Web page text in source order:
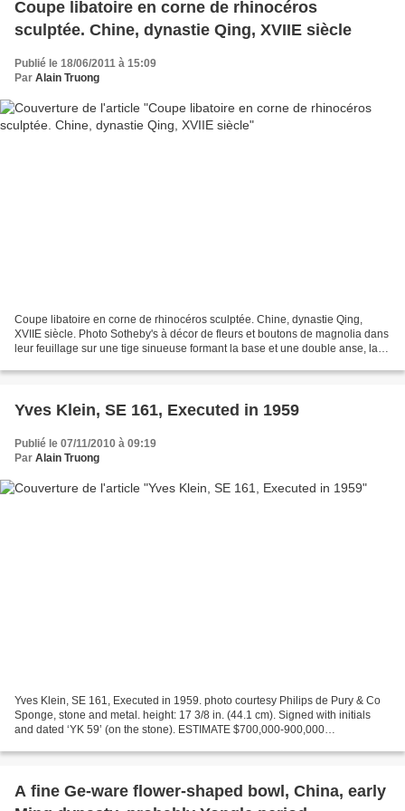
Coupe libatoire en corne de rhinocéros
sculptée. Chine, dynastie Qing, XVIIE siècle
Publié le 18/06/2011 à 15:09
Par Alain Truong
Coupe libatoire en corne de rhinocéros sculptée. Chine, dynastie Qing,
XVIIE siècle. Photo Sotheby's à décor de fleurs et boutons de magnolia dans
leur feuillage sur une tige sinueuse formant la base et une double anse, laﾠ
Yves Klein, SE 161, Executed in 1959
Publié le 07/11/2010 à 09:19
Par Alain Truong
Yves Klein, SE 161, Executed in 1959. photo courtesy Philips de Pury & Co
Sponge, stone and metal. height: 17 3/8 in. (44.1 cm). Signed with initials
and dated ‘YK 59’ (on the stone). ESTIMATE $700,000-900,000
A fine Ge-ware flower-shaped bowl, China, early